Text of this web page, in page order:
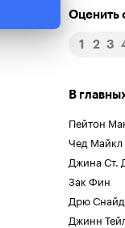
Оценить
1 2 3
В
Пейтон
Чед Майкл
Джина Ст.
Зак Фин
Дрю
Джинн